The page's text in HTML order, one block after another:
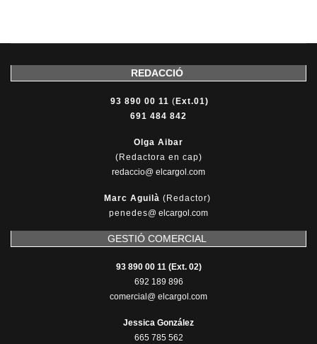
REDACCIÓ
93 890 00 11 ( Ext.01)
691 484 842
Olga Aibar
(Redactora en cap)
redaccio@ elcargol.com
Marc Aguilà (Redactor)
penedes@ elcargol.com
GESTIÓ COMERCIAL
93 890 00 11 (Ext. 02)
692 189 896
comercial@ elcargol.com
Jessica González
665 785 562